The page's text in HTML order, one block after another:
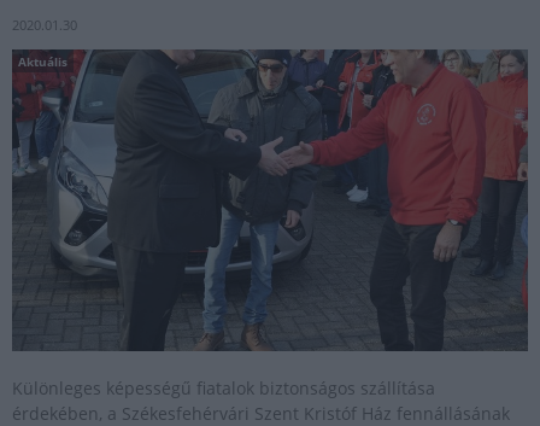
2020.01.30
Aktuális
Különleges képességű fiatalok biztonságos szállítása
érdekében, a Székesfehérvári Szent Kristóf Ház fennállásának